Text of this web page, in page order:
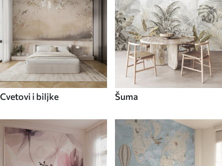
Cvetovi i biljke Šuma